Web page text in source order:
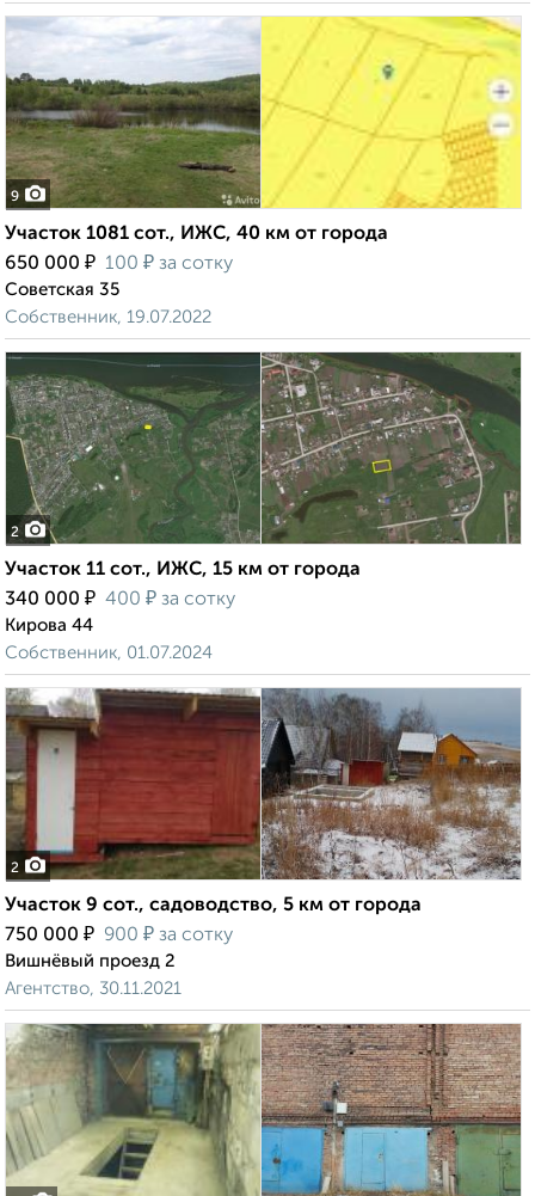
9
Участок 1081 сот., ИЖС, 40 км от города
650 000 ₽ 100 ₽ за сотку
Советская 35
Собственник, 19.07.2022
2
Участок 11 сот., ИЖС, 15 км от города
340 000 ₽ 400 ₽ за сотку
Кирова 44
Собственник, 01.07.2024
2
Участок 9 сот., садоводство, 5 км от города
750 000 ₽ 900 ₽ за сотку
Вишнёвый проезд 2
Агентство, 30.11.2021